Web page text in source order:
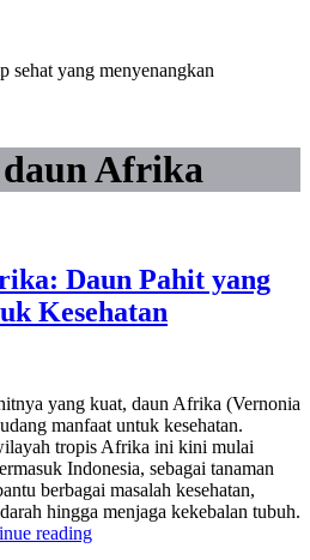
sehat yang menyenangkan
Afrika
Daun Pahit yang
Kesehatan
yang kuat, daun Afrika (Vernonia
manfaat untuk kesehatan.
tropis Afrika ini kini mulai
Indonesia, sebagai tanaman
berbagai masalah kesehatan,
hingga menjaga kekebalan tubuh.
reading“Manfaat